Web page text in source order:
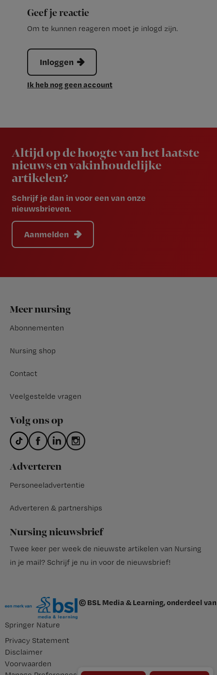
Geef je reactie
Om te kunnen reageren moet je inlogd zijn.
Inloggen
Ik heb nog geen account
Altijd op de hoogte van het laatste
nieuws en vakinhoudelijke
artikelen?
Schrijf je dan in voor een van onze
nieuwsbrieven.
Aanmelden
Footer
Meer nursing
Abonnementen
Nursing shop
Contact
Veelgestelde vragen
Volg ons op
Adverteren
Personeeladvertentie
Adverteren & partnerships
Nursing nieuwsbrief
Twee keer per week de nieuwste artikelen van Nursing
in je mail? Schrijf je nu in voor de nieuwsbrief!
© BSL Media & Learning, onderdeel van
Springer Nature
Privacy Statement
Disclaimer
Voorwaarden